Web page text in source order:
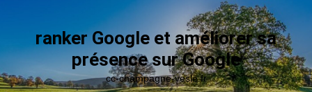
contenuranker Google et améliorer sa
présence sur Google
cc-champagne-vesle.fr